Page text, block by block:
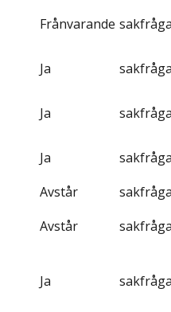
Frånvarande
Ja
Ja
Ja
Avstår
Avstår
Ja